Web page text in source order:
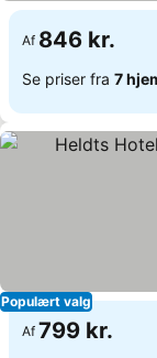
Af 846 kr.
Se priser fra 7
Populært valg
Af 799 kr.